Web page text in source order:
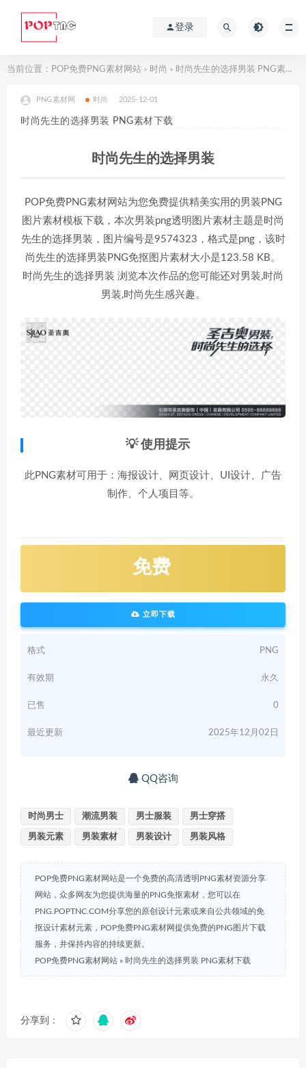
登录
当前位置： POP免费PNG素材网站 > 时尚 > 时尚先生的选择男装 PNG素材下载
PNG素材网 时尚 2025-12-01
时尚先生的选择男装 PNG素材下载
时尚先生的选择男装
POP免费PNG素材网站为您免费提供精美实用的男装PNG
图片素材模板下载，本次男装png透明图片素材主题是时尚
先生的选择男装，图片编号是9574323，格式是png，该时
尚先生的选择男装PNG免抠图片素材大小是123.58 KB。
时尚先生的选择男装 浏览本次作品的您可能还对男装,时尚
男装,时尚先生感兴趣。
💡 使用提示
此PNG素材可用于：海报设计、网页设计、UI设计、广告
制作、个人项目等。
免费
立即下载
格式 PNG
有效期 永久
已售 0
最近更新 2025年12月02日
QQ咨询
时尚男士 潮流男装 男士服装 男士穿搭
男装元素 男装素材 男装设计 男装风格
POP免费PNG素材网站是一个免费的高清透明PNG素材资源分享
网站，众多网友为您提供海量的PNG免抠素材，您可以在
PNG.POPTNC.COM分享您的原创设计元素或来自公共领域的免
抠设计素材元素，POP免费PNG素材网提供免费的PNG图片下载
服务，并保持内容的持续更新。
POP免费PNG素材网站 » 时尚先生的选择男装 PNG素材下载
分享到：